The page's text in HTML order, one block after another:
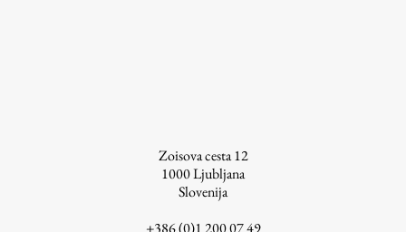
Zoisova cesta 12
1000Ljubljana
Slovenija
+386 (0)1 200 07 49